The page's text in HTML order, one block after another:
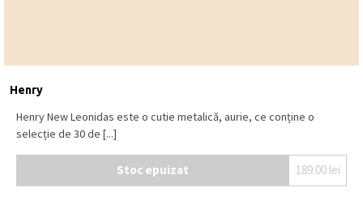
Henry
Henry New Leonidas este o cutie metalică, aurie, ce conține o
selecție de 30 de [...]
Stoc epuizat 189.00 lei